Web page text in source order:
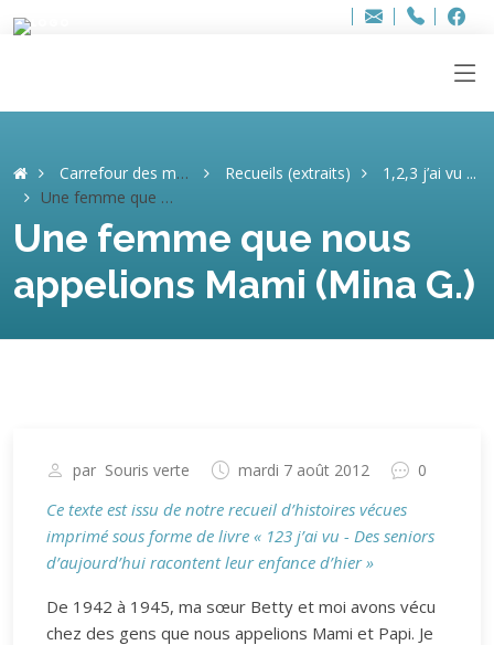
Adresse
info..hâthe..
Tel.
Tel.
Carrefour des mémoires Recueils (extraits)
1,2,3 j’ai vu ...
Une femme que nous appelions Mami (Mina G.)
Une femme que nous
appelions Mami (Mina G.)
par Souris verte mardi 7 août 2012 0
Ce texte est issu de notre recueil d’histoires vécues
imprimé sous forme de livre « 123 j’ai vu - Des seniors
d’aujourd’hui racontent leur enfance d’hier »
De 1942 à 1945, ma sœur Betty et moi avons vécu
chez des gens que nous appelions Mami et Papi. Je